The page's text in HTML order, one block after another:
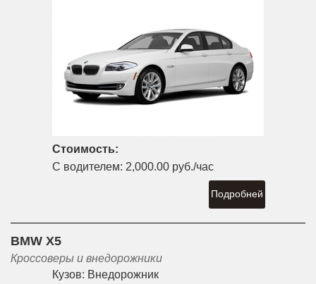
Стоимость:
С водителем: 2,000.00 руб./час
Подробней
BMW X5
Кроссоверы и внедорожники
Кузов: Внедорожник